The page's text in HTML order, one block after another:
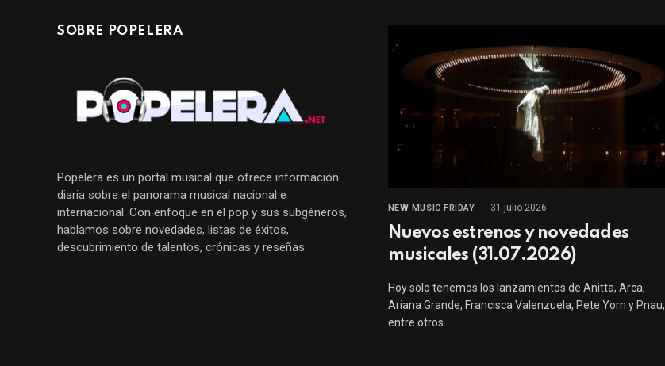
SOBRE POPELERA
Popelera es un portal musical que ofrece información
diaria sobre el panorama musical nacional e
internacional. Con enfoque en el pop y sus subgéneros,
hablamos sobre novedades, listas de éxitos,
descubrimiento de talentos, crónicas y reseñas.
NEW MUSIC FRIDAY 31 julio 2026
Nuevos estrenos y novedades
musicales (31.07.2026)
Hoy solo tenemos los lanzamientos de Anitta, Arca,
Ariana Grande, Francisca Valenzuela, Pete Yorn y Pnau,
entre otros.